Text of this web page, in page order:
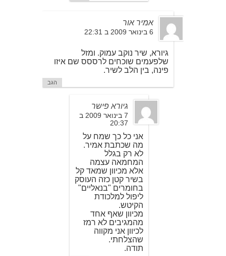
אמיר אור
6 בינואר 2009 ב 22:31
גיורא, שיר נוקב עמוק. ומזל
שלפעמים שוכחים לרססס שם איזו
פינה, בין הלב לשיר.
הגב
גיורא פישר
7 בינואר 2009 ב
20:37
אני כל כך שמח על
מה שכתבת אמיר.
לא רק בגלל
המחמאה עצמה
אלא מכיוון שמאד קל
בשיר קטן כזה העוסק
בחומרים "בנאליים"
ליפול למלכודת
הקיטש.
מכיוון שאף אחד
מהמגיבים לא רמז
לכיוון אני מקווה
שהצלחתי.
תודה.